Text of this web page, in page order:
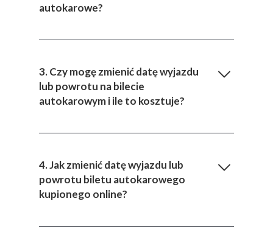
4. Jak zmienić datę wyjazdu lub
powrotu biletu autokarowego
kupionego online?
3. Czy mogę zmienić datę wyjazdu
lub powrotu na bilecie
autokarowym i ile to kosztuje?
autokarowe?